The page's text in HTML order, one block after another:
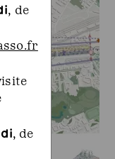
, de
, de